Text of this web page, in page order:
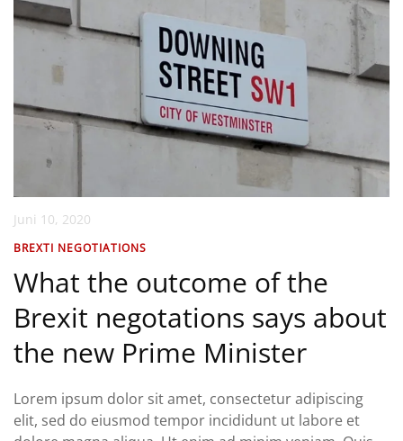
Juni 10, 2020
BREXTI NEGOTIATIONS
What the outcome of the
Brexit negotations says about
the new Prime Minister
Lorem ipsum dolor sit amet, consectetur adipiscing
elit, sed do eiusmod tempor incididunt ut labore et